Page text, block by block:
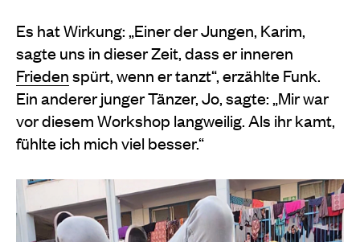
Es hat Wirkung: „Einer der Jungen, Karim,
sagte uns in dieser Zeit, dass er inneren
Friedenspürt, wenn er tanzt“, erzählte Funk.
Ein anderer junger Tänzer, Jo, sagte: „Mir war
vor diesem Workshop langweilig. Als ihr kamt,
fühlte ich mich viel besser.“